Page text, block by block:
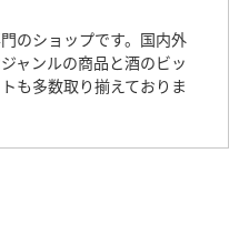
のショップです。国内外
ャンルの商品と酒のビッ
も多数取り揃えておりま